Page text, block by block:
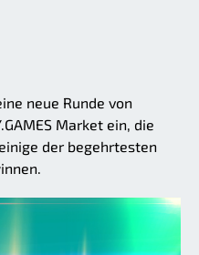
neue Runde von
Market ein, die
der begehrtesten